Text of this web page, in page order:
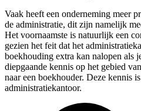
Vaak heeft een onderneming meer
de administratie, dit zijn namelijk
Het voornaamste is natuurlijk een
gezien het feit dat het
boekhouding extra kan nalopen als
diepgaande kennis op het gebied
naar een boekhouder. Deze kennis
administratiekantoor.